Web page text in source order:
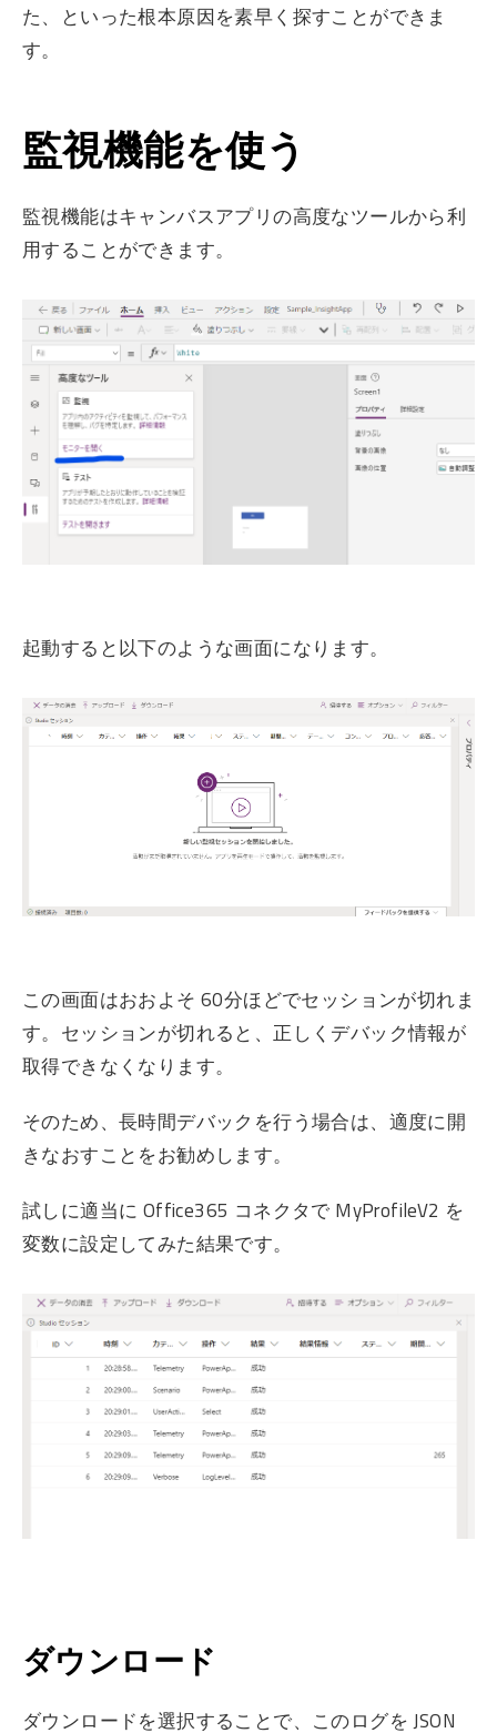
た、といった根本原因を素早く探すことができま
す。
監視機能を使う
監視機能はキャンバスアプリの高度なツールから利
用することができます。
起動すると以下のような画面になります。
この画面はおおよそ 60分ほどでセッションが切れま
す。セッションが切れると、正しくデバック情報が
取得できなくなります。
そのため、長時間デバックを行う場合は、適度に開
きなおすことをお勧めします。
試しに適当に Office365 コネクタで MyProfileV2 を
変数に設定してみた結果です。
ダウンロード
ダウンロードを選択することで、このログを JSON